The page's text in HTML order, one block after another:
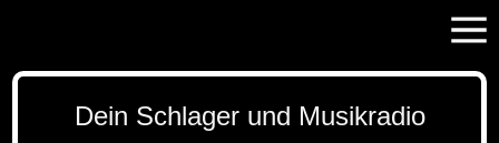
Dein Schlager und Musikradio